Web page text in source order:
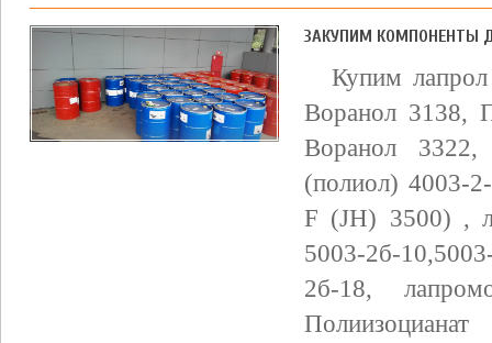
ЗАКУПИМ КОМПОНЕНТЫ
Купим
Воранол 3138,
Воранол
(полиол) 4003-
F (JH) 3500) ,
5003-2б-
2б-18,
Полиизоцианат